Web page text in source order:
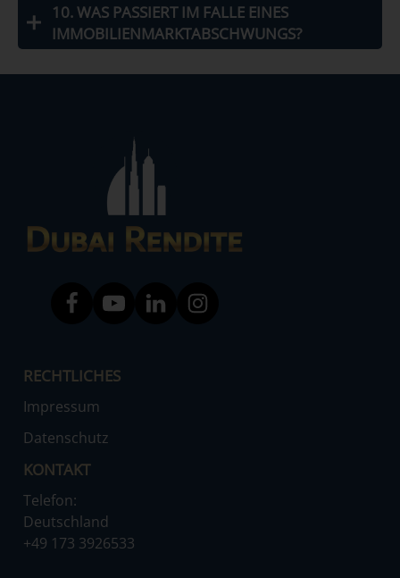
10. WAS PASSIERT IM FALLE EINES
IMMOBILIENMARKTABSCHWUNGS?
RECHTLICHES
Impressum
Datenschutz
KONTAKT
Telefon:
Deutschland
‌+49 173 3926533